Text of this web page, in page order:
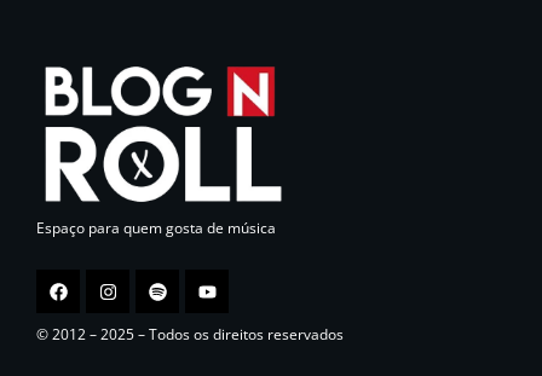
Espaço para quem gosta de música
© 2012 – 2025 – Todos os direitos reservados